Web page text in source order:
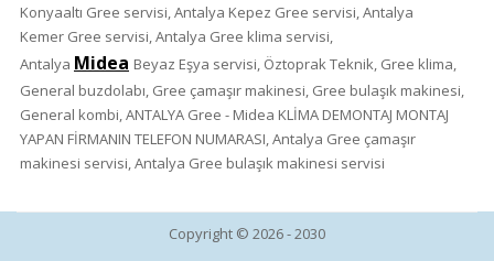
Konyaaltı Gree servisi, Antalya Kepez Gree servisi, Antalya
Kemer Gree servisi, Antalya Gree klima servisi,
Antalya Midea Beyaz Eşya servisi, Öztoprak Teknik, Gree klima,
General buzdolabı, Gree çamaşır makinesi, Gree bulaşık makinesi,
General kombi, ANTALYA Gree - Midea KLİMA DEMONTAJ MONTAJ
YAPAN FİRMANIN TELEFON NUMARASI, Antalya Gree çamaşır
makinesi servisi, Antalya Gree bulaşık makinesi servisi
Copyright © 2026 - 2030